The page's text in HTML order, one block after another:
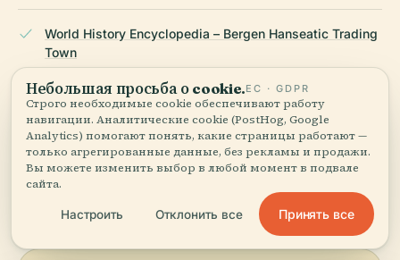
World History Encyclopedia – Bergen Hanseatic Trading
Town
Wikipedia — Bergen Public Library
ПОСЛЕДНЯЯ ПРОВЕРКА: APRIL 2026
Основано на Wikidata, Википедии и официальных
источниках · проверено ·Как мы создаём наши гиды →
Небольшая просьба о cookie.ЕС · GDPR
Строго необходимые cookie обеспечивают работу
навигации. Аналитические cookie (PostHog, Google
Analytics) помогают понять, какие страницы работают —
только агрегированные данные, без рекламы и продажи.
Вы можете изменить выбор в любой момент в подвале
сайта.
Настроить Отклонить все Принять все